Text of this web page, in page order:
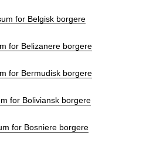
for Belgisk borgere
for Belizanere borgere
for Bermudisk borgere
for Boliviansk borgere
for Bosniere borgere